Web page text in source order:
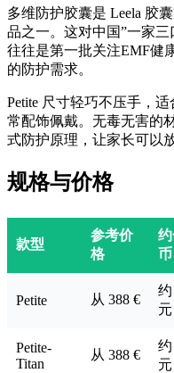
多维防护胶囊是 Leela 胶
品之一。这对中国”一家
往往是第一批关注EMF健
的防护需求。
Petite 尺寸轻巧不压手，
常配饰佩戴。无毒无害的
式防护原理，让家长可以放
规格与价格
款型
参考价
格
币
Petite 从 388 €
约
元
Petite-
Titan
从 388 €
约
元